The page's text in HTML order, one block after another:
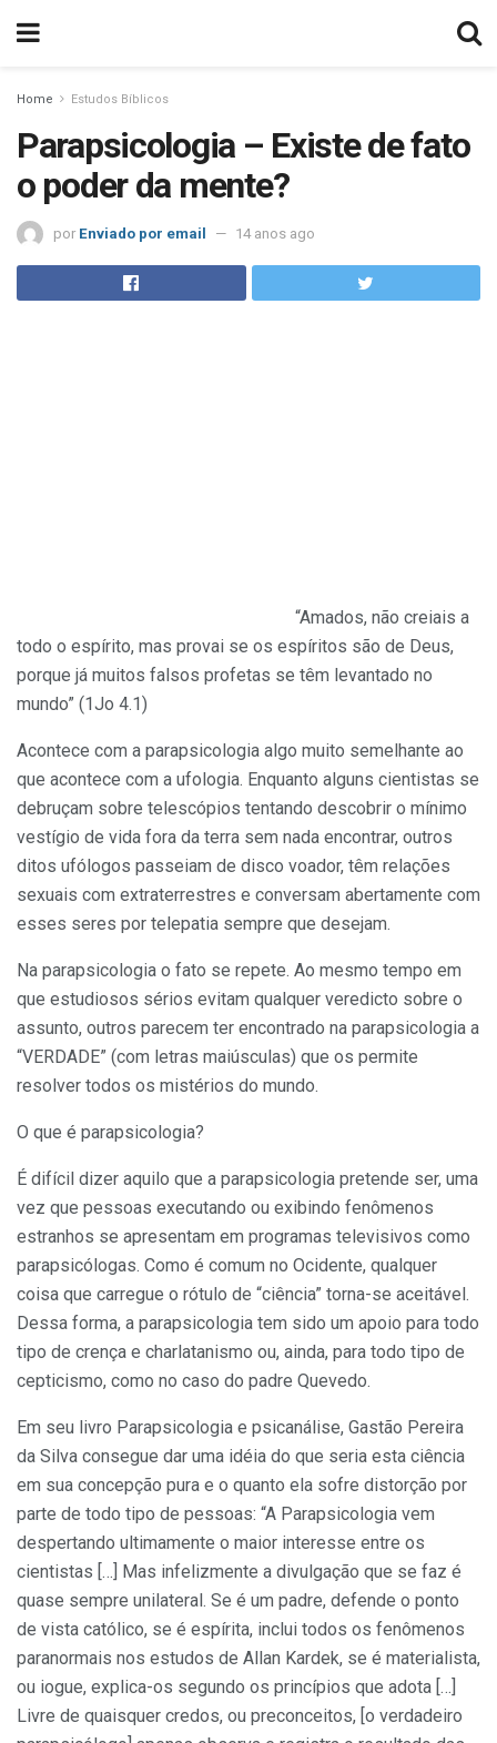
Home Estudos Bíblicos
Parapsicologia – Existe de fato
o poder da mente?
por Enviado por email 14 anos ago
“Amados, não creiais a
todo o espírito, mas provai se os espíritos são de Deus,
porque já muitos falsos profetas se têm levantado no
mundo” (1Jo 4.1)
Acontece com a parapsicologia algo muito semelhante ao
que acontece com a ufologia. Enquanto alguns cientistas se
debruçam sobre telescópios tentando descobrir o mínimo
vestígio de vida fora da terra sem nada encontrar, outros
ditos ufólogos passeiam de disco voador, têm relações
sexuais com extraterrestres e conversam abertamente com
esses seres por telepatia sempre que desejam.
Na parapsicologia o fato se repete. Ao mesmo tempo em
que estudiosos sérios evitam qualquer veredicto sobre o
assunto, outros parecem ter encontrado na parapsicologia a
“VERDADE” (com letras maiúsculas) que os permite
resolver todos os mistérios do mundo.
O que é parapsicologia?
É difícil dizer aquilo que a parapsicologia pretende ser, uma
vez que pessoas executando ou exibindo fenômenos
estranhos se apresentam em programas televisivos como
parapsicólogas. Como é comum no Ocidente, qualquer
coisa que carregue o rótulo de “ciência” torna-se aceitável.
Dessa forma, a parapsicologia tem sido um apoio para todo
tipo de crença e charlatanismo ou, ainda, para todo tipo de
cepticismo, como no caso do padre Quevedo.
Em seu livro Parapsicologia e psicanálise, Gastão Pereira
da Silva consegue dar uma idéia do que seria esta ciência
em sua concepção pura e o quanto ela sofre distorção por
parte de todo tipo de pessoas: “A Parapsicologia vem
despertando ultimamente o maior interesse entre os
cientistas […] Mas infelizmente a divulgação que se faz é
quase sempre unilateral. Se é um padre, defende o ponto
de vista católico, se é espírita, inclui todos os fenômenos
paranormais nos estudos de Allan Kardek, se é materialista,
ou iogue, explica-os segundo os princípios que adota […]
Livre de quaisquer credos, ou preconceitos, [o verdadeiro